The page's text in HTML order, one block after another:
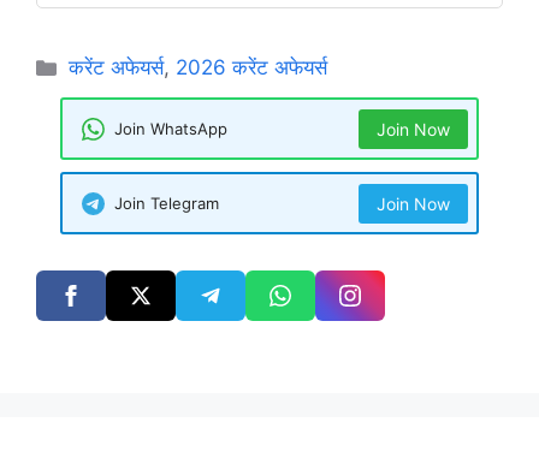
Categories
करेंट अफेयर्स, 2026 करेंट अफेयर्स
Join WhatsApp Join Now
Join Telegram Join Now